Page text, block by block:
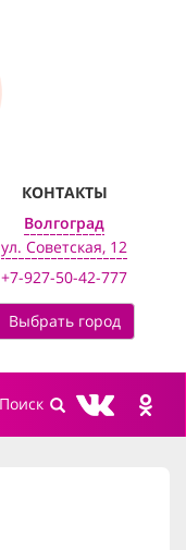
КОНТАКТЫ
Волгоград
ул. Советская, 12
+7-927-50-42-777
Выбрать город